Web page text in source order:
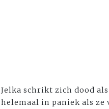
Jelka schrikt zich dood
helemaal in paniek als ze